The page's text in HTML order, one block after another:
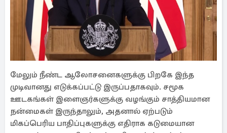
மேலும் நீண்ட ஆலோசனைகளுக்கு பிறகே இந்த
முடிவானது எடுக்கப்பட்டு இருப்பதாகவும். சமூக
ஊடகங்கள் இளைஞர்களுக்கு வழங்கும் சாத்தியமான
நன்மைகள் இருந்தாலும், அதனால் ஏற்படும்
மிகப்பெரிய பாதிப்புகளுக்கு எதிராக கடுமையான